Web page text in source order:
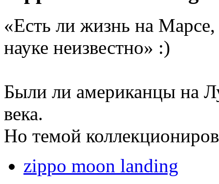
«Есть ли жизнь на
науке неизвестно» :)
Были ли американцы на
века.
Но темой
zippo moon landing